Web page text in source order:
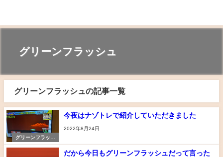
グリーンフラッシュ
グリーンフラッシュの記事一覧
グリーンフラッシ
ュ
今夜はナゾトレで紹介していただきました
2022年8月24日
だから今日もグリーンフラッシュだって言った